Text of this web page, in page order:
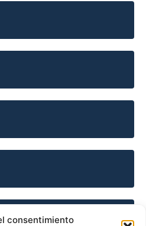
consentimiento